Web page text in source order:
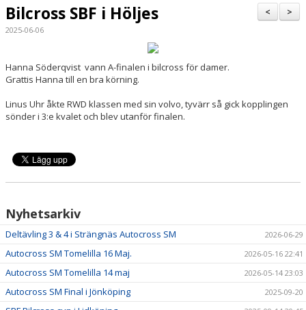
DOKUMENT
>
<
Bilcross SBF i Höljes
2025-06-06
Hanna Söderqvist vann A-finalen i bilcross för damer.
Grattis Hanna till en bra körning.
Linus Uhr åkte RWD klassen med sin volvo, tyvärr så gick kopplingen
sönder i 3:e kvalet och blev utanför finalen.
Nyhetsarkiv
Deltävling 3 & 4 i Strängnäs Autocross SM 2026-06-29
Autocross SM Tomelilla 16 Maj. 2026-05-16 22:41
Autocross SM Tomelilla 14 maj 2026-05-14 23:03
Autocross SM Final i Jönköping 2025-09-20